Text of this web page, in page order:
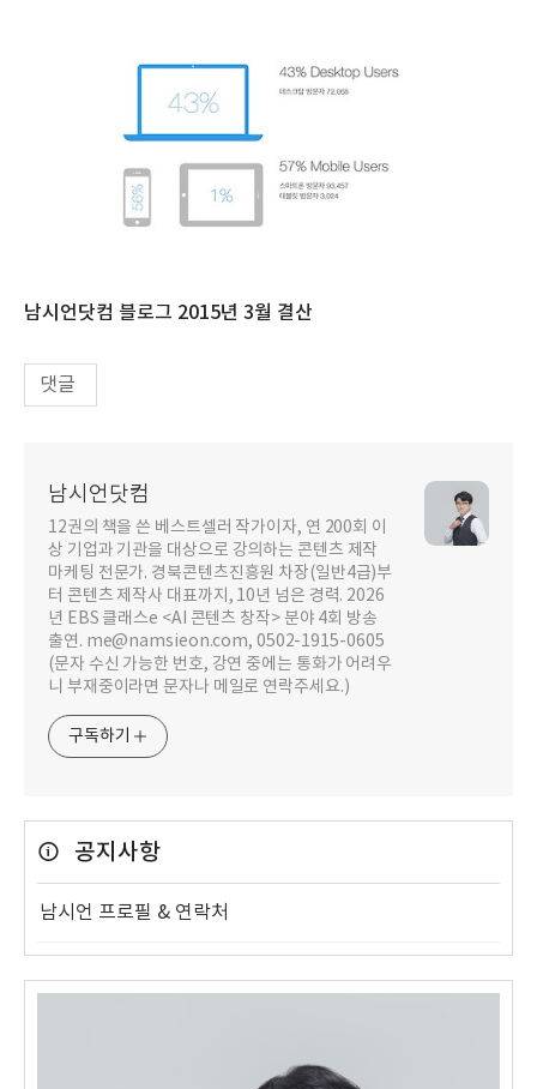
남시언닷컴 블로그 2015년 3월 결산
댓글
남시언닷컴
12권의 책을 쓴 베스트셀러 작가이자, 연 200회 이
상 기업과 기관을 대상으로 강의하는 콘텐츠 제작
마케팅 전문가. 경북콘텐츠진흥원 차장(일반4급)부
터 콘텐츠 제작사 대표까지, 10년 넘은 경력. 2026
년 EBS 클래스e <AI 콘텐츠 창작> 분야 4회 방송
출연. me@namsieon.com, 0502-1915-0605
(문자 수신 가능한 번호, 강연 중에는 통화가 어려우
니 부재중이라면 문자나 메일로 연락주세요.)
구독하기
공지사항
남시언 프로필 & 연락처